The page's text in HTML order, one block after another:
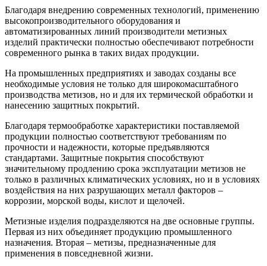
Благодаря внедрению современных технологий, применению
высокопроизводительного оборудования и
автоматизированных линий производители метизных
изделий практически полностью обеспечивают потребности
современного рынка в таких видах продукции.
На промышленных предприятиях и заводах созданы все
необходимые условия не только для широкомасштабного
производства метизов, но и для их термической обработки и
нанесению защитных покрытий.
Благодаря термообработке характеристики поставляемой
продукции полностью соответствуют требованиям по
прочности и надежности, которые предъявляются
стандартами. Защитные покрытия способствуют
значительному продлению срока эксплуатации метизов не
только в различных климатических условиях, но и в условиях
воздействия на них разрушающих металл факторов –
коррозии, морской воды, кислот и щелочей.
Метизные изделия подразделяются на две основные группы.
Первая из них объединяет продукцию промышленного
назначения. Вторая – метизы, предназначенные для
применения в повседневной жизни.